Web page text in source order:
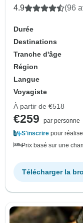
4.9 (96
Durée
Destinations
Tranche d'âge
Région
Langue
Voyagiste
À partir de €518
€259
par personne
S'inscrire pour
Prix basé sur une
Télécharger la